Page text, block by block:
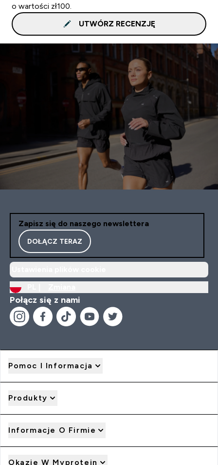
o wartości zł100.
UTWÓRZ RECENZJĘ
Zapisz się do naszego newslettera
DOŁĄCZ TERAZ
Połącz się z nami
Pomoc I Informacja
Produkty
Informacje O Firmie
Okazje W Myprotein